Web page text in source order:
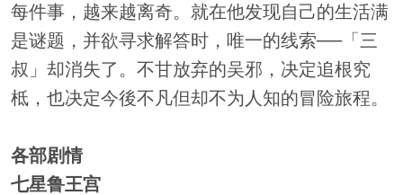
每件事，越来越离奇。就在他发现自己的生活满
是谜题，并欲寻求解答时，唯一的线索──「三
叔」却消失了。不甘放弃的吴邪，决定追根究
柢，也决定今後不凡但却不为人知的冒险旅程。
各部剧情
七星鲁王宫